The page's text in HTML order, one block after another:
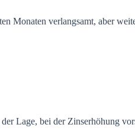
Monaten verlangsamt, aber
Lage, bei der Zinserhöhung